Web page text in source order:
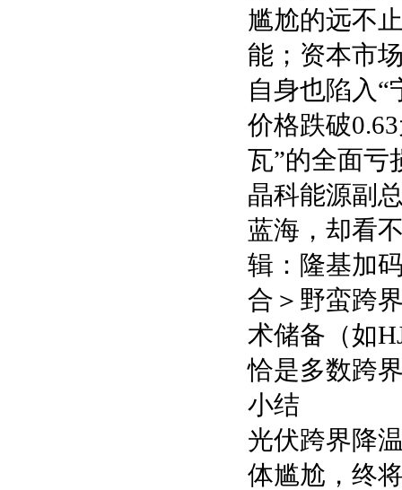
尴尬的远不
能；资本市
自身也陷入
价格跌破
瓦”的全面亏
晶科能源副
蓝海，却看
辑：隆基加
合＞野蛮跨
术储备（如
恰是多数跨
小结
光伏跨界降
体尴尬，终